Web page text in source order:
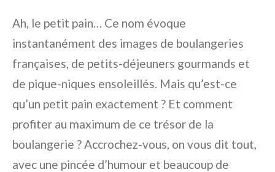
Ah, le petit pain… Ce nom évoque
instantanément des images de boulangeries
françaises, de petits-déjeuners gourmands et
de pique-niques ensoleillés. Mais qu’est-ce
qu’un petit pain exactement ? Et comment
profiter au maximum de ce trésor de la
boulangerie ? Accrochez-vous, on vous dit tout,
avec une pincée d’humour et beaucoup de